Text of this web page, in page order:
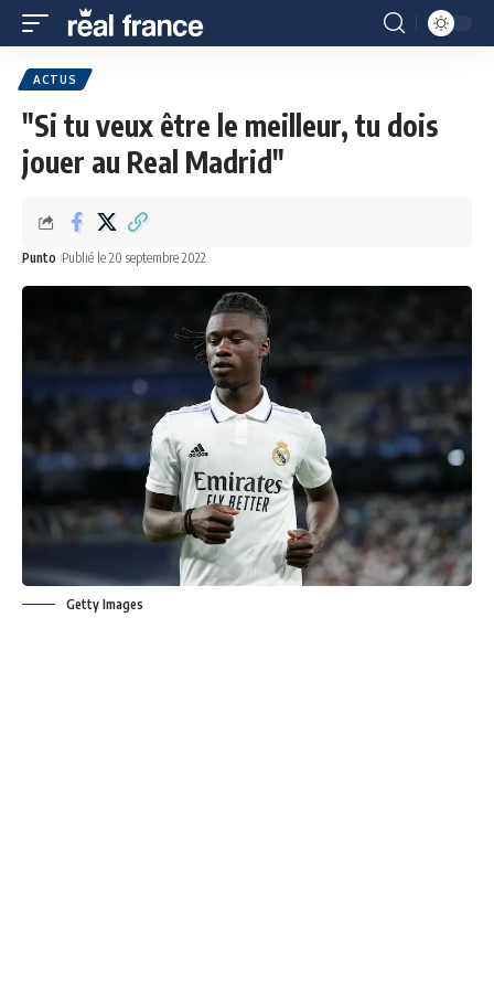
ACTUS
"Si tu veux être le meilleur, tu dois
jouer au Real Madrid"
Punto Publié le 20 septembre 2022
Getty Images